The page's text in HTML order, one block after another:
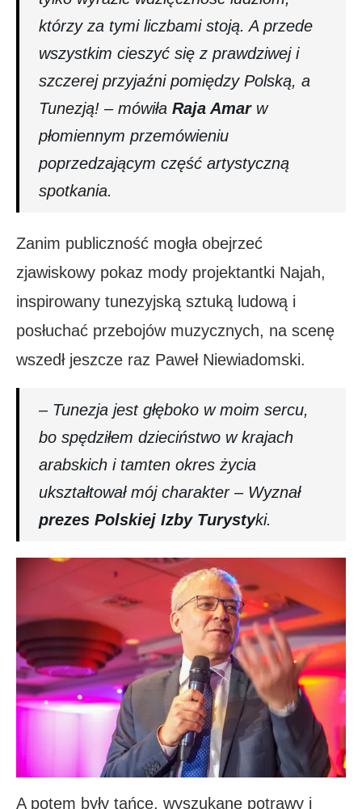
którzy za tymi liczbami stoją. A przede
wszystkim cieszyć się z prawdziwej i
szczerej przyjaźni pomiędzy Polską, a
Tunezją! – mówiła Raja Amarw
płomiennym przemówieniu
poprzedzającym część artystyczną
spotkania.
Zanim publiczność mogła obejrzeć
zjawiskowy pokaz mody projektantki Najah,
inspirowany tunezyjską sztuką ludową i
posłuchać przebojów muzycznych, na scenę
wszedł jeszcze raz Paweł Niewiadomski.
– Tunezja jest głęboko w moim sercu,
bo spędziłem dzieciństwo w krajach
arabskich i tamten okres życia
ukształtował mój charakter – Wyznał
prezes Polskiej Izby Turystyki.
A potem były tańce, wyszukane potrawy i